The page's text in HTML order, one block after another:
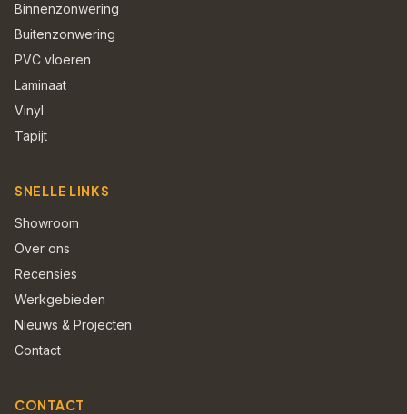
Binnenzonwering
Buitenzonwering
PVC vloeren
Laminaat
Vinyl
Tapijt
SNELLE LINKS
Showroom
Over ons
Recensies
Werkgebieden
Nieuws & Projecten
Contact
CONTACT